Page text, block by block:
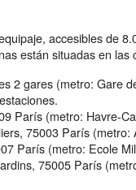
accesibles de
están situadas en las
2 gares (metro: Gare
París (metro: Havre-
75003 París (metro:
París (metro: Ecole
75005 París